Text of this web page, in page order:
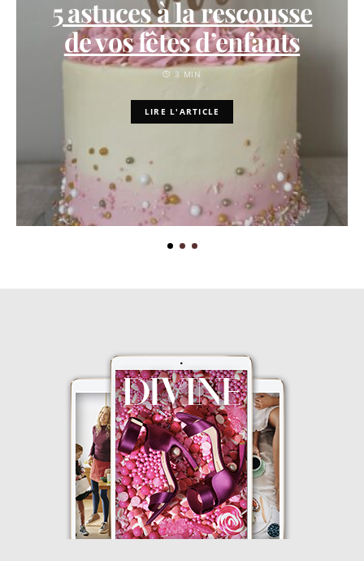
5 astuces à la rescousse
de vos fêtes d’enfants
3 MIN
LIRE L'ARTICLE